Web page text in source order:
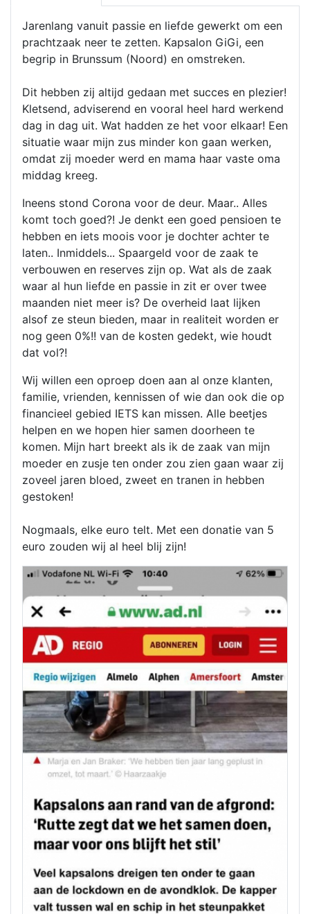
Jarenlang vanuit passie en liefde gewerkt om een
prachtzaak neer te zetten. Kapsalon GiGi, een
begrip in Brunssum (Noord) en omstreken.
Dit hebben zij altijd gedaan met succes en plezier!
Kletsend, adviserend en vooral heel hard werkend
dag in dag uit. Wat hadden ze het voor elkaar! Een
situatie waar mijn zus minder kon gaan werken,
omdat zij moeder werd en mama haar vaste oma
middag kreeg.
Ineens stond Corona voor de deur. Maar.. Alles
komt toch goed?! Je denkt een goed pensioen te
hebben en iets moois voor je dochter achter te
laten.. Inmiddels... Spaargeld voor de zaak te
verbouwen en reserves zijn op. Wat als de zaak
waar al hun liefde en passie in zit er over twee
maanden niet meer is? De overheid laat lijken
alsof ze steun bieden, maar in realiteit worden er
nog geen 0%!! van de kosten gedekt, wie houdt
dat vol?!
Wij willen een oproep doen aan al onze klanten,
familie, vrienden, kennissen of wie dan ook die op
financieel gebied IETS kan missen. Alle beetjes
helpen en we hopen hier samen doorheen te
komen. Mijn hart breekt als ik de zaak van mijn
moeder en zusje ten onder zou zien gaan waar zij
zoveel jaren bloed, zweet en tranen in hebben
gestoken!
Nogmaals, elke euro telt. Met een donatie van 5
euro zouden wij al heel blij zijn!